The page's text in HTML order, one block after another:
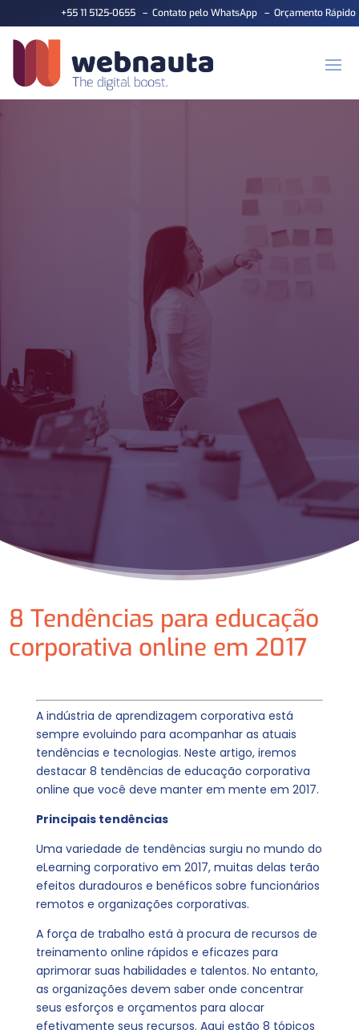
+55 11 5125-0655– Contato pelo WhatsApp– Orçamento Rápido
8 Tendências para educação
corporativa online em 2017
A indústria de aprendizagem corporativa está
sempre evoluindo para acompanhar as atuais
tendências e tecnologias. Neste artigo, iremos
destacar 8 tendências de educação corporativa
online que você deve manter em mente em 2017.
Principais tendências
Uma variedade de tendências surgiu no mundo do
eLearning corporativo em 2017, muitas delas terão
efeitos duradouros e benéficos sobre funcionários
remotos e organizações corporativas.
A força de trabalho está à procura de recursos de
treinamento online rápidos e eficazes para
aprimorar suas habilidades e talentos. No entanto,
as organizações devem saber onde concentrar
seus esforços e orçamentos para alocar
efetivamente seus recursos. Aqui estão 8 tópicos